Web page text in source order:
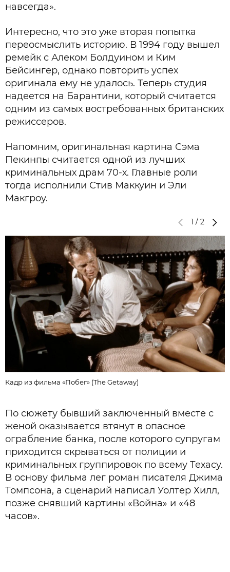
навсегда».
Интересно, что это уже вторая попытка
переосмыслить историю. В 1994 году вышел
ремейк с Алеком Болдуином и Ким
Бейсингер, однако повторить успех
оригинала ему не удалось. Теперь студия
надеется на Барантини, который считается
одним из самых востребованных британских
режиссеров.
Напомним, оригинальная картина Сэма
Пекинпы считается одной из лучших
криминальных драм 70-х. Главные роли
тогда исполнили Стив Маккуин и Эли
Макгроу.
1 / 2
Кадр из фильма «Побег» (The Getaway)
По сюжету бывший заключенный вместе с
женой оказывается втянут в опасное
ограбление банка, после которого супругам
приходится скрываться от полиции и
криминальных группировок по всему Техасу.
В основу фильма лег роман писателя Джима
Томпсона, а сценарий написал Уолтер Хилл,
позже снявший картины «Война» и «48
часов».